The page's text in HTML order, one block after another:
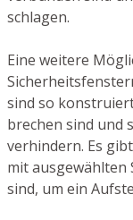
schlagen.
Eine weitere
sind so
brechen sind und
verhindern. Es
mit ausgewählten
sind, um ein